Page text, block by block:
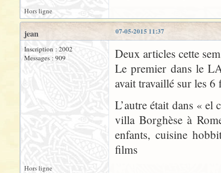
Hors ligne
07-05-2015 11:37
jean
Inscription : 2002
Messages : 909
Deux articles cette
Le premier dans le
avait travaillé sur les
L’autre était dans « el
villa Borghèse à
enfants, cuisine
films
Hors ligne